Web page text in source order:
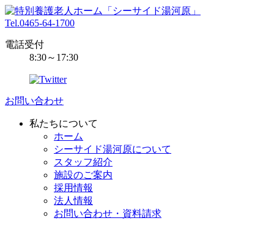
Tel.0465-64-1700
電話受付
8:30～17:30
お問い合わせ
私たちについて
ホーム
シーサイド湯河原について
スタッフ紹介
施設のご案内
採用情報
法人情報
お問い合わせ・資料請求